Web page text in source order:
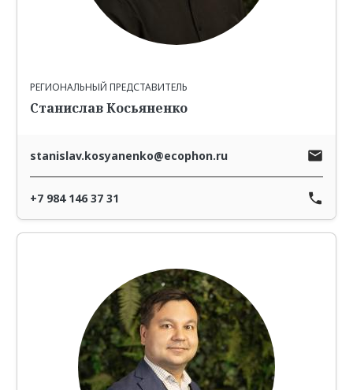
РЕГИОНАЛЬНЫЙ ПРЕДСТАВИТЕЛЬ
Станислав Косьяненко
stanislav.kosyanenko@ecophon.ru
+7 984 146 37 31